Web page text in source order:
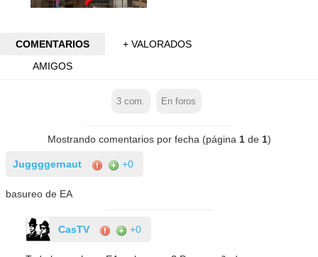
COMENTARIOS
+ VALORADOS
AMIGOS
3 com. En foros
Mostrando comentarios por fecha (página 1de 1)
Juggggernaut +0
basureo de EA
CasTV +0